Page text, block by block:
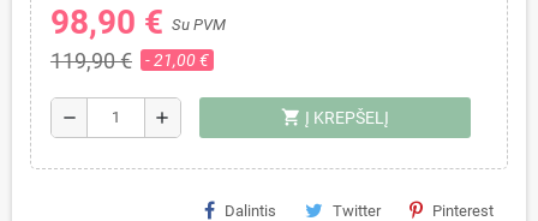
98,90 € Su PVM
119,90 € - 21,00 €
remove add shopping_cart Į KREPŠELĮ
Dalintis Twitter Pinterest